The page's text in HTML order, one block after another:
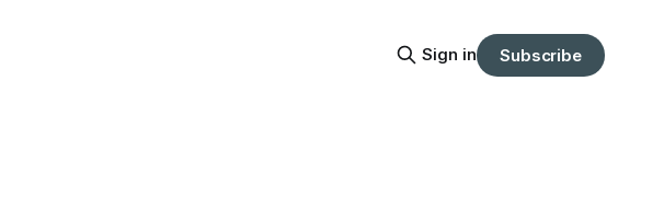
Sign in Subscribe